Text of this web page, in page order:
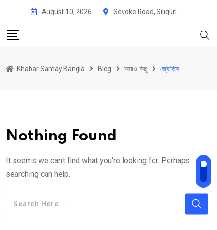
content
August 10, 2026 Sevoke Road, Siliguri
Khabar Samay Bangla Blog আরও কিছু জ্যোতিষ
Nothing Found
It seems we can't find what you're looking for. Perhaps
searching can help.